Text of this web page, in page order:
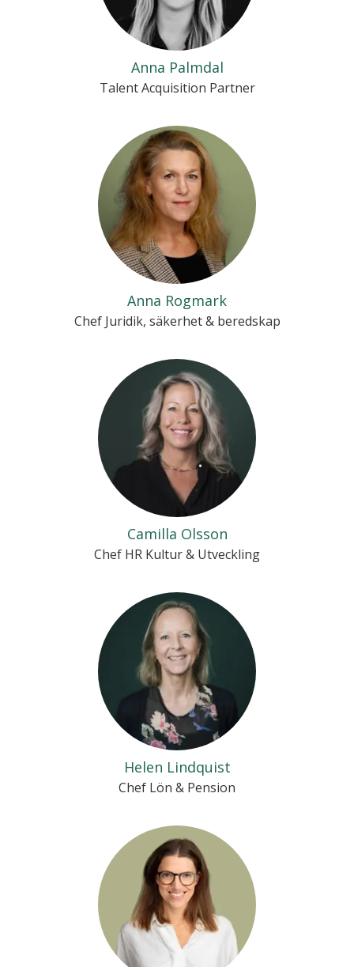
Anna Palmdal
Talent Acquisition Partner
Anna Rogmark
Chef Juridik, säkerhet & beredskap
Camilla Olsson
Chef HR Kultur & Utveckling
Helen Lindquist
Chef Lön & Pension